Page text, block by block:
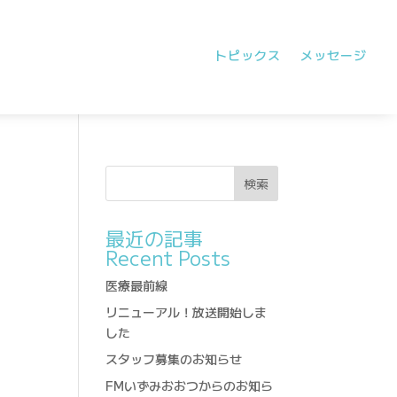
トピックス メッセージ
検索
最近の記事
Recent Posts
医療最前線
リニューアル！放送開始しま
した
スタッフ募集のお知らせ
FMいずみおおつからのお知ら